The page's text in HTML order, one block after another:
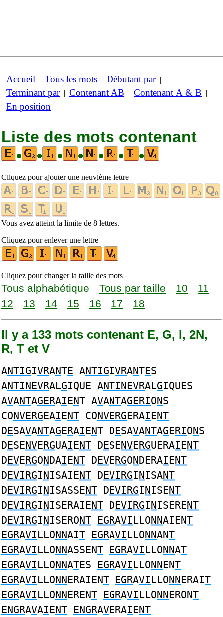
Accueil | Tous les mots | Débutant par|
Terminant par| Contenant AB | Contenant A & B |
En position
Liste des mots contenant
•
• • • • • •
Cliquez pour ajouter une neuvième lettre
Vous avez atteint la limite de 8 lettres.
Cliquez pour enlever une lettre
Cliquez pour changer la taille des mots
Tous alphabétique Tous par taille 10
11
12
13 14 15 16 17 18
Il y a 133 mots contenant E, G, I, 2N,
R, T et V
ANTIGIVRANTE ANTIGIVRANTES
ANTINEVRALGIQUE ANTINEVRALGIQUES
AVANTAGERAIENT AVANTAGERIONS
CONVERGEAIENT CONVERGERAIENT
DESAVANTAGERAIENT DESAVANTAGERIONS
DESENVERGUAIENT DESENVERGUERAIENT
DEVERGONDAIENT DEVERGONDERAIENT
DEVIRGINISAIENT DEVIRGINISANT
DEVIRGINISASSENT DEVIRGINISENT
DEVIRGINISERAIENT DEVIRGINISERENT
DEVIRGINISERONT EGRAVILLONNAIENT
EGRAVILLONNAIT EGRAVILLONNANT
EGRAVILLONNASSENT EGRAVILLONNAT
EGRAVILLONNATES EGRAVILLONNENT
EGRAVILLONNERAIENT EGRAVILLONNERAIT
EGRAVILLONNERENT EGRAVILLONNERONT
ENGRAVAIENT ENGRAVERAIENT